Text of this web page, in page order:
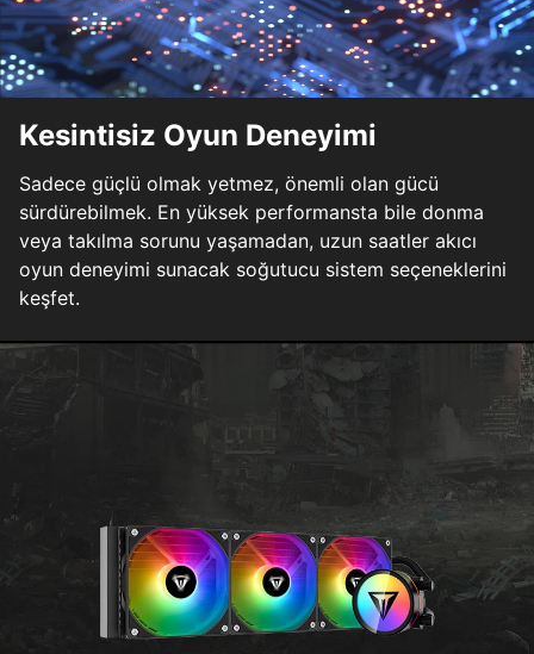
Kesintisiz Oyun Deneyimi
Sadece güçlü olmak yetmez, önemli olan gücü
sürdürebilmek. En yüksek performansta bile donma
veya takılma sorunu yaşamadan, uzun saatler akıcı
oyun deneyimi sunacak soğutucu sistem seçeneklerini
keşfet.